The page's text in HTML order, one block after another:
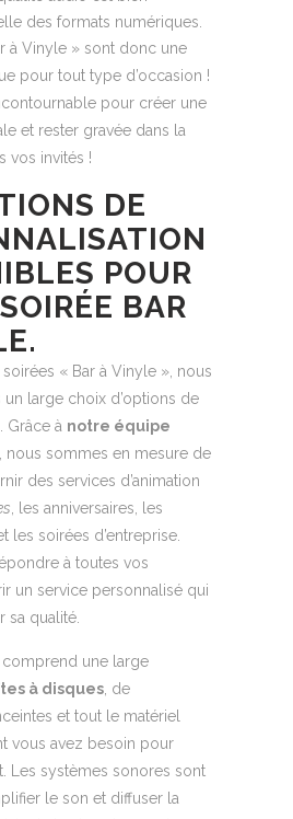
des formats numériques.
à Vinyle » sont donc une
pour tout type d’occasion !
pour créer une
et rester gravée dans la
vos invités !
DE
POUR
BAR
« Bar à Vinyle », nous
large choix d’options de
Grâce à notre équipe
, nous sommes en mesure de
des services d’animation
, les anniversaires, les
les soirées d’entreprise.
à toutes vos
un service personnalisé qui
sa qualité.
une large
à disques , de
et tout le matériel
vous avez besoin pour
Les systèmes sonores sont
le son et diffuser la